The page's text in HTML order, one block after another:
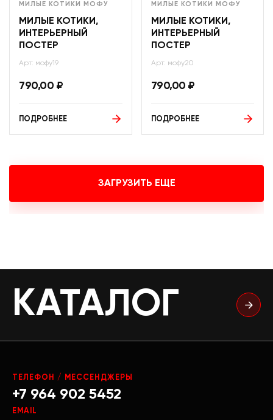
МИЛЫЕ КОТИКИ МОФУ
МИЛЫЕ КОТИКИ,
ИНТЕРЬЕРНЫЙ
ПОСТЕР
Арт: мофу19
790,00 ₽
ПОДРОБНЕЕ
МИЛЫЕ КОТИКИ МОФУ
МИЛЫЕ КОТИКИ,
ИНТЕРЬЕРНЫЙ
ПОСТЕР
Арт: мофу20
790,00 ₽
ПОДРОБНЕЕ
ЗАГРУЗИТЬ ЕЩЕ
КАТАЛОГ
ТЕЛЕФОН / МЕССЕНДЖЕРЫ
+7 964 902 5452
EMAIL